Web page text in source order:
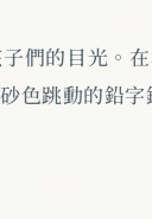
們的目光。
色跳動的鉛